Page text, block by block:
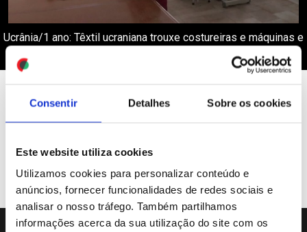
Consentir Detalhes Sobre os cookies
Este website utiliza cookies
Utilizamos cookies para personalizar conteúdo e
anúncios, fornecer funcionalidades de redes sociais e
analisar o nosso tráfego. Também partilhamos
informações acerca da sua utilização do site com os
Ucrânia/1 ano: Têxtil ucraniana trouxe costureiras e máquinas e
instalou-se em Guimarães (editado)
Galeria de Vídeos